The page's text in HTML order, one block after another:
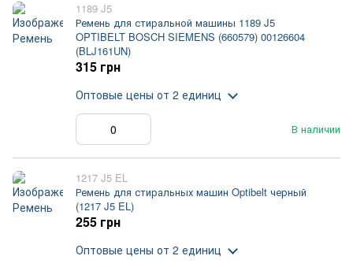
1189 J5
Ремень для стиральной машины 1189 J5
OPTIBELT BOSCH SIEMENS (660579) 00126604
(BLJ161UN)
В наличии
315 грн
Оптовые цены от 2 единиц
1217 J5 EL
Ремень для стиральных машин Optibelt черный
(1217 J5 EL)
255 грн
Оптовые цены от 2 единиц